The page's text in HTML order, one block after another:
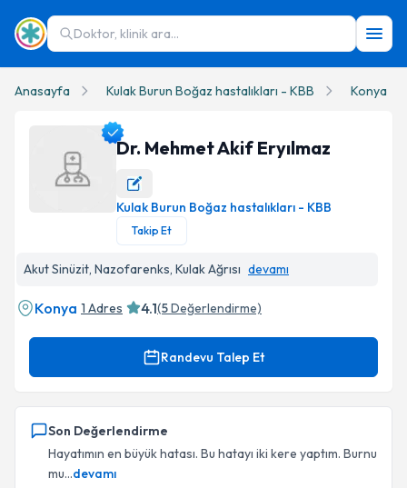
Doktor, klinik ara...
Anasayfa Kulak Burun Boğaz hastalıkları - KBB Konya
Dr. Mehmet Akif Eryılmaz Profil Fotoğrafı
Dr. Mehmet Akif Eryılmaz
Kulak Burun Boğaz hastalıkları - KBB
Takip Et
Akut Sinüzit, Nazofarenks, Kulak Ağrısı devamı
Konya 1 Adres 4.1(5Değerlendirme)
Randevu Talep Et
Son Değerlendirme
Hayatımın en büyük hatası. Bu hatayı iki kere yaptım. Burnu
mu...devamı